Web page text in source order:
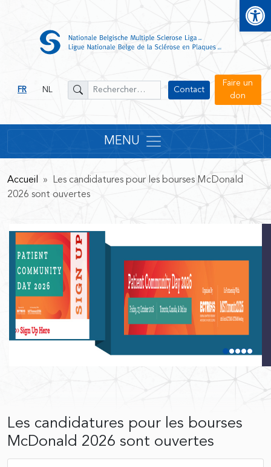
FR NL Contact
Faire un
don
MENU
Accueil
» Les candidatures pour les bourses McDonald
2026 sont ouvertes
Les candidatures pour les bourses
McDonald 2026 sont ouvertes